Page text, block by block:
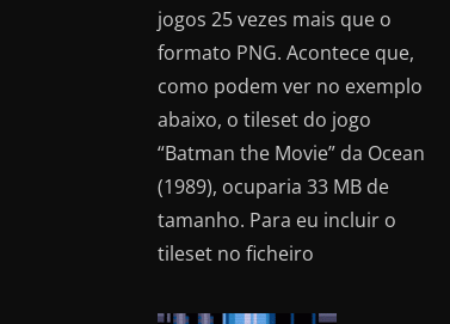
jogos 25 vezes mais que o
formato PNG. Acontece que,
como podem ver no exemplo
abaixo, o tileset do jogo
“Batman the Movie” da Ocean
(1989), ocuparia 33 MB de
tamanho. Para eu incluir o
tileset no ficheiro